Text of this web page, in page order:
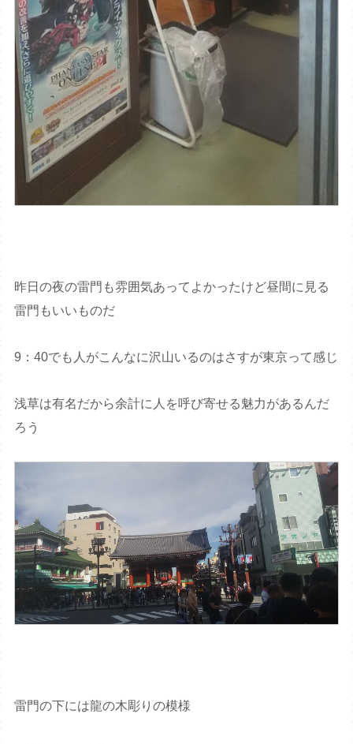
昨日の夜の雷門も雰囲気あってよかったけど昼間に見る
雷門もいいものだ
9：40でも人がこんなに沢山いるのはさすが東京って感じ
浅草は有名だから余計に人を呼び寄せる魅力があるんだ
ろう
雷門の下には龍の木彫りの模様